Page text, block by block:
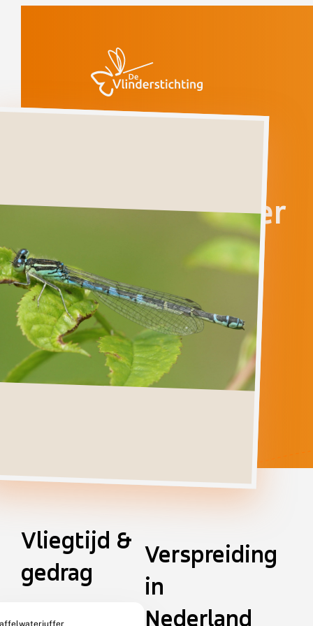
Gaffelwaterjuffer
COENAGRION
SCITULUM
Ga direct naar
Verspreiding
Levenscyclus
Herkenning
Foto's
Vliegtijd &
gedrag
Verspreiding
in
Nederland
−